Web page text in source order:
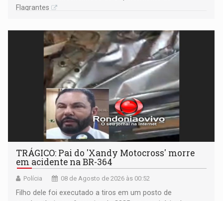
Flagrantes
TRÁGICO: Pai do 'Xandy Motocross' morre
em acidente na BR-364
Polícia 08 de Agosto de 2026 às 00:52
Filho dele foi executado a tiros em um posto de